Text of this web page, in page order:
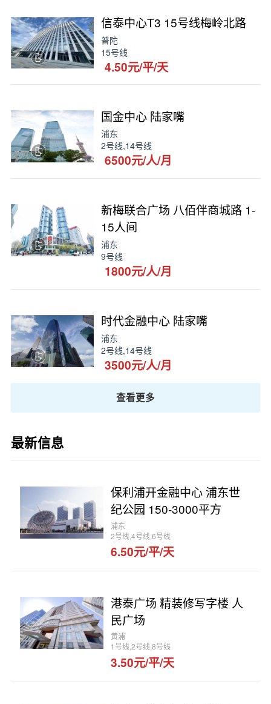
信泰中心T3 15号线梅岭北路
普陀
15号线
4.50元/平/天
国金中心 陆家嘴
浦东
2号线,14号线
6500元/人/月
新梅联合广场 八佰伴商城路 1-
15人间
浦东
9号线
1800元/人/月
时代金融中心 陆家嘴
浦东
2号线,14号线
3500元/人/月
查看更多
最新信息
保利浦开金融中心 浦东世
纪公园 150-3000平方
浦东
2号线,4号线,6号线
6.50元/平/天
港泰广场 精装修写字楼 人
民广场
黄浦
1号线,2号线,8号线
3.50元/平/天